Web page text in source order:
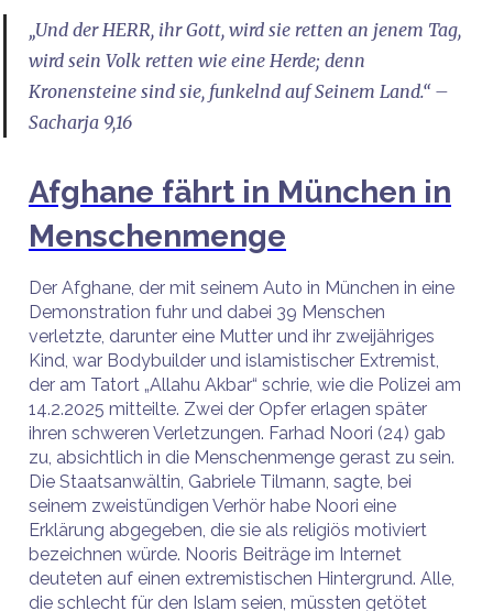
„Und der HERR, ihr Gott, wird sie retten an jenem Tag,
wird sein Volk retten wie eine Herde; denn
Kronensteine sind sie, funkelnd auf Seinem Land.“ –
Sacharja 9,16
Afghane fährt in München in
Menschenmenge
Der Afghane, der mit seinem Auto in München in eine
Demonstration fuhr und dabei 39 Menschen
verletzte, darunter eine Mutter und ihr zweijähriges
Kind, war Bodybuilder und islamistischer Extremist,
der am Tatort „Allahu Akbar“ schrie, wie die Polizei am
14.2.2025 mitteilte. Zwei der Opfer erlagen später
ihren schweren Verletzungen. Farhad Noori (24) gab
zu, absichtlich in die Menschenmenge gerast zu sein.
Die Staatsanwältin, Gabriele Tilmann, sagte, bei
seinem zweistündigen Verhör habe Noori eine
Erklärung abgegeben, die sie als religiös motiviert
bezeichnen würde. Nooris Beiträge im Internet
deuteten auf einen extremistischen Hintergrund. Alle,
die schlecht für den Islam seien, müssten getötet